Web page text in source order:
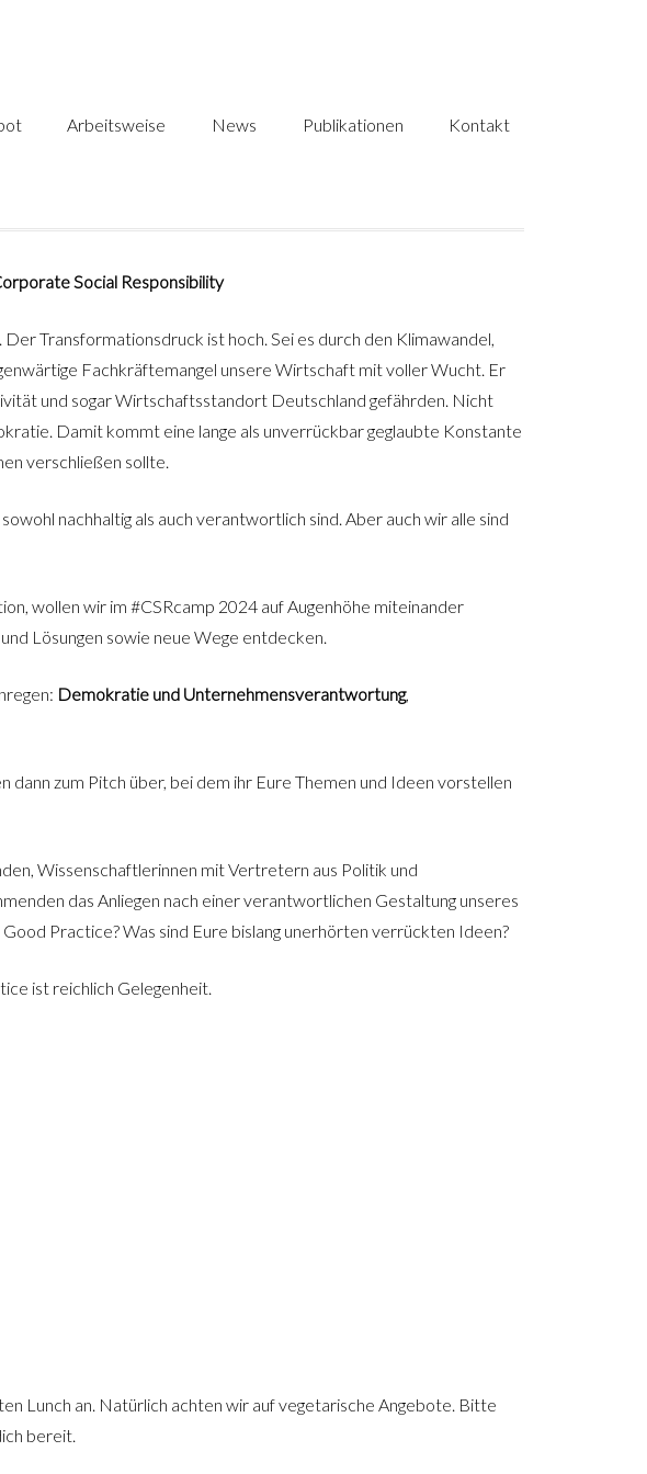
Arbeitsweise News Publikationen Kontakt
Social Responsibility
Transformationsdruck ist hoch. Sei es durch den Klimawandel,
Fachkräftemangel unsere Wirtschaft mit voller Wucht. Er
und sogar Wirtschaftsstandort Deutschland gefährden. Nicht
Damit kommt eine lange als unverrückbar geglaubte Konstante
verschließen sollte.
nachhaltig als auch verantwortlich sind. Aber auch wir alle sind
wollen wir im #CSRcamp 2024 auf Augenhöhe miteinander
Lösungen sowie neue Wege entdecken.
Demokratie und Unternehmensverantwortung,
zum Pitch über, bei dem ihr Eure Themen und Ideen vorstellen
Wissenschaftlerinnen mit Vertretern aus Politik und
das Anliegen nach einer verantwortlichen Gestaltung unseres
Practice? Was sind Eure bislang unerhörten verrückten Ideen?
ist reichlich Gelegenheit.
Lunch an. Natürlich achten wir auf vegetarische Angebote. Bitte
bereit.